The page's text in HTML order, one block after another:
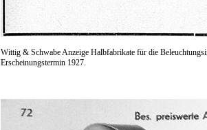
Wittig & Schwabe Anzeige Halbfabrikate für die
Erscheinungstermin 1927.